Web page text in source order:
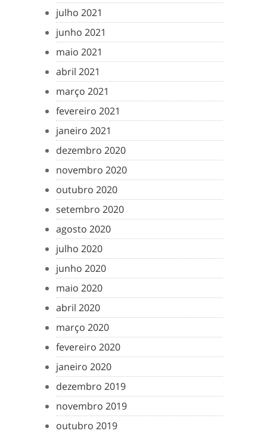
julho 2021
junho 2021
maio 2021
abril 2021
março 2021
fevereiro 2021
janeiro 2021
dezembro 2020
novembro 2020
outubro 2020
setembro 2020
agosto 2020
julho 2020
junho 2020
maio 2020
abril 2020
março 2020
fevereiro 2020
janeiro 2020
dezembro 2019
novembro 2019
outubro 2019